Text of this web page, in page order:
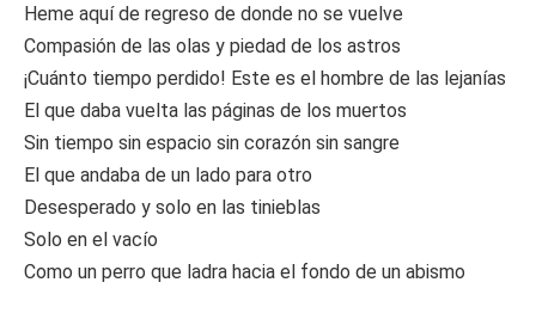
Heme aquí de regreso de donde no se vuelve
Compasión de las olas y piedad de los astros
¡Cuánto tiempo perdido! Este es el hombre de las lejanías
El que daba vuelta las páginas de los muertos
Sin tiempo sin espacio sin corazón sin sangre
El que andaba de un lado para otro
Desesperado y solo en las tinieblas
Solo en el vacío
Como un perro que ladra hacia el fondo de un abismo